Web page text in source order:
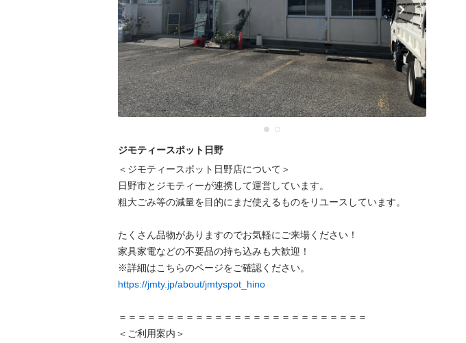
ジモティースポット日野
＜ジモティースポット日野店について＞
日野市とジモティーが連携して運営しています。
粗⼤ごみ等の減量を⽬的にまだ使えるものをリユースしています。
たくさん品物がありますのでお気軽にご来場ください！
家具家電などの不要品の持ち込みも大歓迎！
https://jmty.jp/about/jmtyspot_hino
＝＝＝＝＝＝＝＝＝＝＝＝＝＝＝＝＝＝＝＝＝＝＝＝＝＝
＜ご利用案内＞